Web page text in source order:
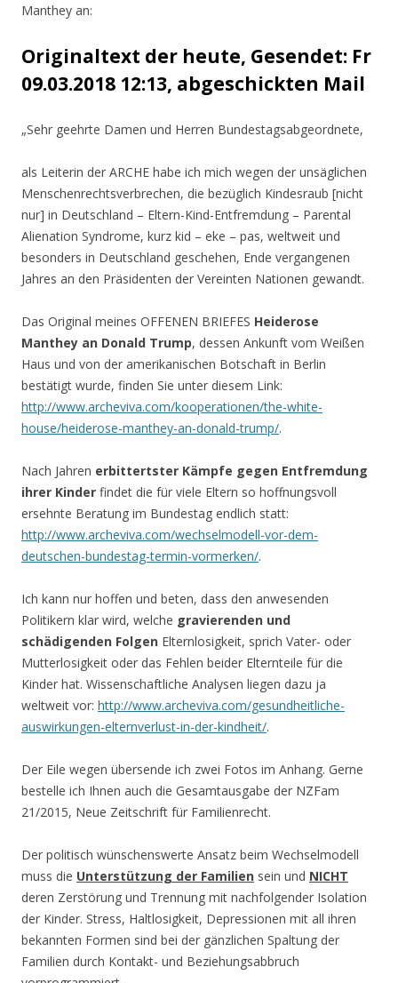
Manthey an:
Originaltext der heute, Gesendet: Fr
09.03.2018 12:13, abgeschickten Mail
„Sehr geehrte Damen und Herren Bundestagsabgeordnete,
als Leiterin der ARCHE habe ich mich wegen der unsäglichen
Menschenrechtsverbrechen, die bezüglich Kindesraub [nicht
nur] in Deutschland – Eltern-Kind-Entfremdung – Parental
Alienation Syndrome, kurz kid – eke – pas, weltweit und
besonders in Deutschland geschehen, Ende vergangenen
Jahres an den Präsidenten der Vereinten Nationen gewandt.
Das Original meines OFFENEN BRIEFES Heiderose
Manthey an Donald Trump, dessen Ankunft vom Weißen
Haus und von der amerikanischen Botschaft in Berlin
bestätigt wurde, finden Sie unter diesem Link:
http://www.archeviva.com/kooperationen/the-white-
house/heiderose-manthey-an-donald-trump/.
Nach Jahren erbittertster Kämpfe gegen Entfremdung
ihrer Kinder findet die für viele Eltern so hoffnungsvoll
ersehnte Beratung im Bundestag endlich statt:
http://www.archeviva.com/wechselmodell-vor-dem-
deutschen-bundestag-termin-vormerken/.
Ich kann nur hoffen und beten, dass den anwesenden
Politikern klar wird, welche gravierenden und
schädigenden Folgen Elternlosigkeit, sprich Vater- oder
Mutterlosigkeit oder das Fehlen beider Elternteile für die
Kinder hat. Wissenschaftliche Analysen liegen dazu ja
weltweit vor: http://www.archeviva.com/gesundheitliche-
auswirkungen-elternverlust-in-der-kindheit/.
Der Eile wegen übersende ich zwei Fotos im Anhang. Gerne
bestelle ich Ihnen auch die Gesamtausgabe der NZFam
21/2015, Neue Zeitschrift für Familienrecht.
Der politisch wünschenswerte Ansatz beim Wechselmodell
muss die Unterstützung der Familien sein und NICHT
deren Zerstörung und Trennung mit nachfolgender Isolation
der Kinder. Stress, Haltlosigkeit, Depressionen mit all ihren
bekannten Formen sind bei der gänzlichen Spaltung der
Familien durch Kontakt- und Beziehungsabbruch